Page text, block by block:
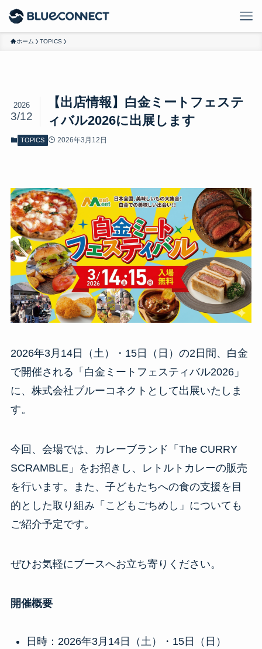
ホーム TOPICS
【出店情報】白金ミートフェステ
ィバル2026に出展します
2026
3/12
TOPICS 2026年3月12日
2026年3月14日（土）・15日（日）の2日間、白金
で開催される「白金ミートフェスティバル2026」
に、株式会社ブルーコネクトとして出展いたしま
す。
今回、会場では、カレーブランド「The CURRY
SCRAMBLE」をお招きし、レトルトカレーの販売
を行います。また、子どもたちへの食の支援を目
的とした取り組み「こどもごちめし」についても
ご紹介予定です。
ぜひお気軽にブースへお立ち寄りください。
開催概要
日時：2026年3月14日（土）・15日（日）